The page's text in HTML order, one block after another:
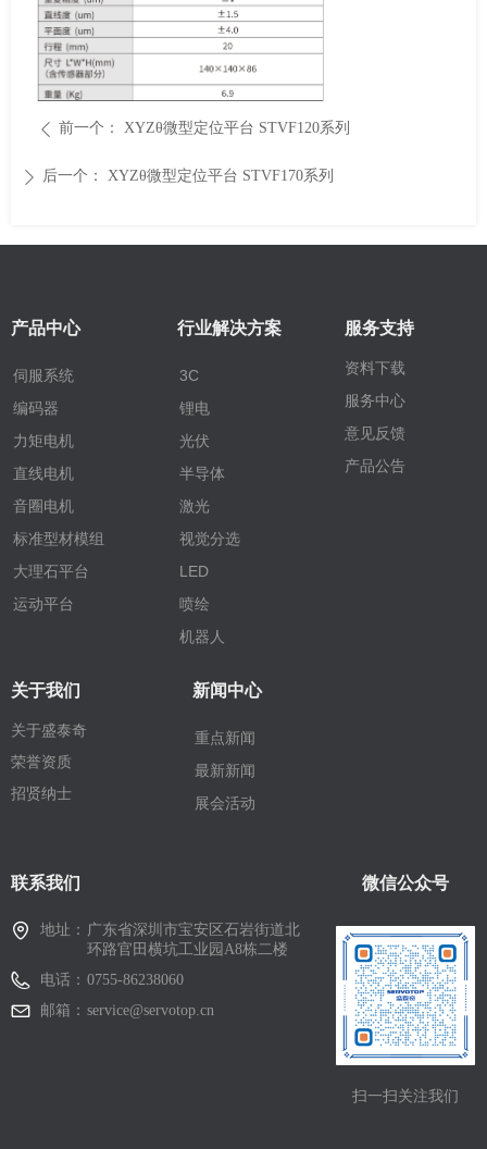
ꄴ 前一个： XYZθ微型定位平台 STVF120系列
ꄲ 后一个： XYZθ微型定位平台 STVF170系列
扫一扫关注我们
微信公众号
联系我们
地址： 广东省深圳市宝安区石岩街道北
环路官田横坑工业园A8栋二楼
电话： 0755-86238060
邮箱： service@servotop.cn
产品中心
伺服系统
编码器
力矩电机
直线电机
音圈电机
标准型材模组
大理石平台
运动平台
服务支持
资料下载
服务中心
意见反馈
产品公告
行业解决方案
3C
锂电
光伏
半导体
激光
视觉分选
LED
喷绘
机器人
新闻中心
重点新闻
最新新闻
展会活动
关于我们
关于盛泰奇
荣誉资质
招贤纳士